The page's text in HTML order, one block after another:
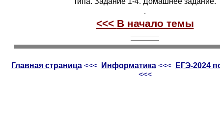
.
<<< В начало темы
Главная страница <<< Информатика <<<
ЕГЭ-2024
<<<